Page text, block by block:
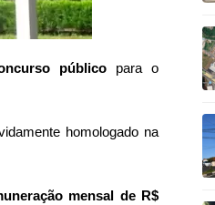
públicopara o
homologado na
mensal de R$